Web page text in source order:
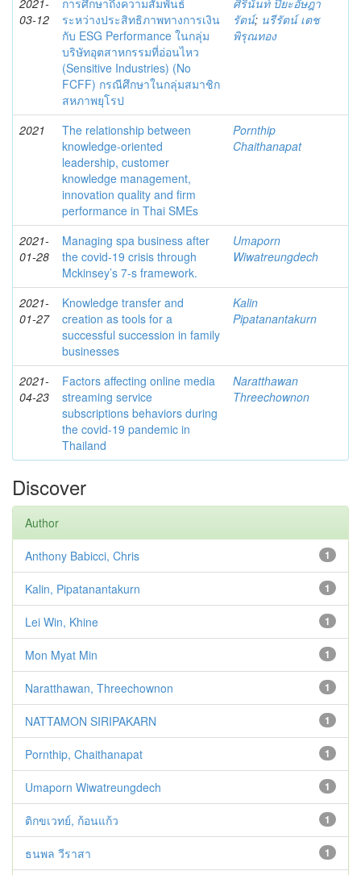
2021-
03-12
การศึกษาถึงความสัมพันธ์
ระหว่างประสิทธิภาพทางการเงิน
กับ ESG Performance ในกลุ่ม
บริษัทอุตสาหกรรมที่อ่อนไหว
(Sensitive Industries) (No
FCFF) กรณีศึกษาในกลุ่มสมาชิก
สหภาพยุโรป
ศิรินันท์ ปิยะอัษฎา
รัตน์; นรีรัตน์ เตช
พิรุณทอง
2021
The relationship between
knowledge-oriented
leadership, customer
knowledge management,
innovation quality and firm
performance in Thai SMEs
Pornthip
Chaithanapat
2021-
01-28
Managing spa business after
the covid-19 crisis through
Mckinsey’s 7-s framework.
Umaporn
Wiwatreungdech
2021-
01-27
Knowledge transfer and
creation as tools for a
successful succession in family
businesses
Kalin
Pipatanantakurn
2021-
04-23
Factors affecting online media
streaming service
subscriptions behaviors during
the covid-19 pandemic in
Thailand
Naratthawan
Threechownon
Discover
Author
1
Anthony Babicci, Chris
1
Kalin, Pipatanantakurn
1
Lei Win, Khine
1
Mon Myat Min
1
Naratthawan, Threechownon
1
NATTAMON SIRIPAKARN
1
Pornthip, Chaithanapat
1
Umaporn Wiwatreungdech
1
ติกขเวทย์, ก้อนแก้ว
1
ธนพล วีราสา